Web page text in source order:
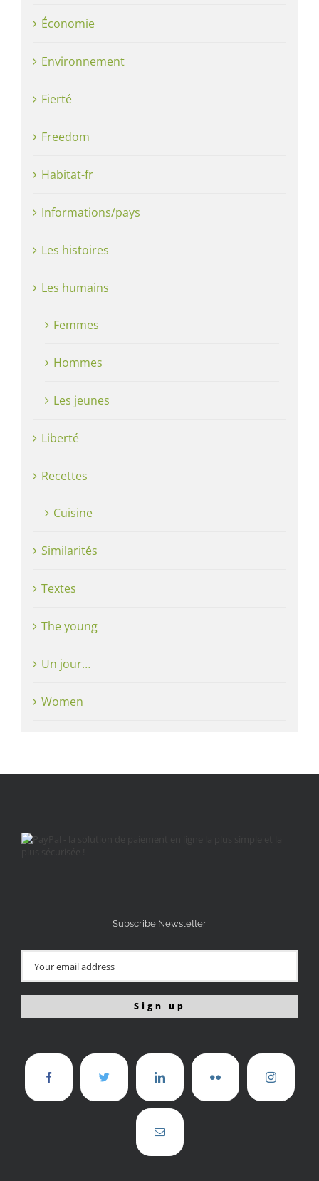
Économie
Environnement
Fierté
Freedom
Habitat-fr
Informations/pays
Les histoires
Les humains
Femmes
Hommes
Les jeunes
Liberté
Recettes
Cuisine
Similarités
Textes
The young
Un jour…
Women
Subscribe Newsletter